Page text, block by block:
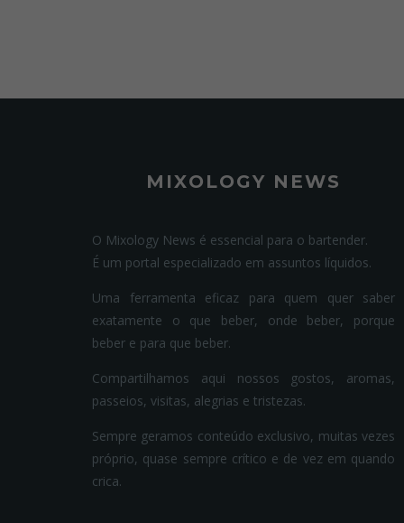
MIXOLOGY NEWS
O Mixology News é essencial para o bartender.
É um portal especializado em assuntos líquidos.
Uma ferramenta eficaz para quem quer saber
exatamente o que beber, onde beber, porque
beber e para que beber.
Compartilhamos aqui nossos gostos, aromas,
passeios, visitas, alegrias e tristezas.
Sempre geramos conteúdo exclusivo, muitas vezes
próprio, quase sempre crítico e de vez em quando
crica.